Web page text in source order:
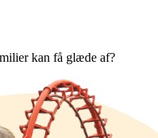
kan få glæde af?